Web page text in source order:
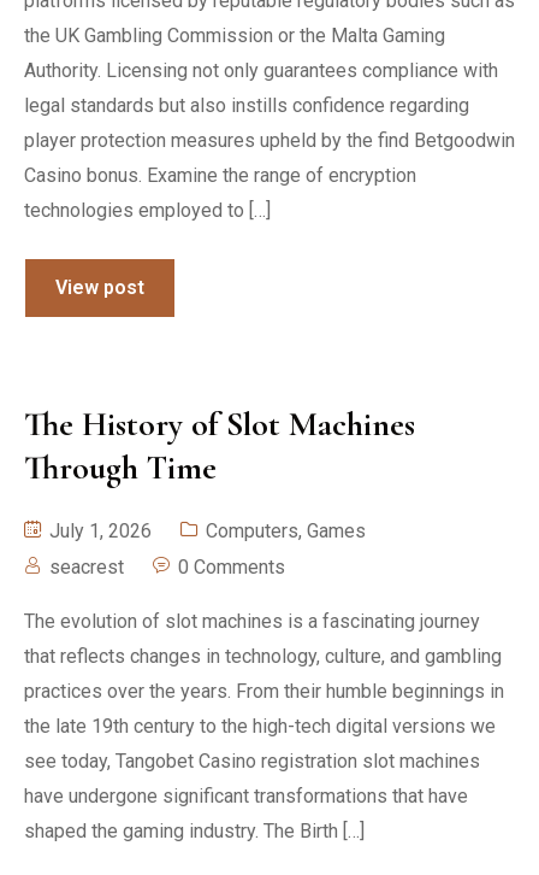
the UK Gambling Commission or the Malta Gaming
Authority. Licensing not only guarantees compliance with
legal standards but also instills confidence regarding
player protection measures upheld by the find Betgoodwin
Casino bonus. Examine the range of encryption
technologies employed to […]
View post
The History of Slot Machines
Through Time
July 1, 2026
Computers, Games
seacrest
0 Comments
The evolution of slot machines is a fascinating journey
that reflects changes in technology, culture, and gambling
practices over the years. From their humble beginnings in
the late 19th century to the high-tech digital versions we
see today, Tangobet Casino registration slot machines
have undergone significant transformations that have
shaped the gaming industry. The Birth […]